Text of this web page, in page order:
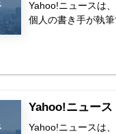
Yahoo!ニュースは
個人の書き手が執
Yahoo!ニュース
Yahoo!ニュースは